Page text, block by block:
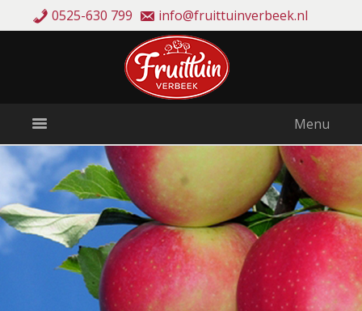
0525-630 799 info@fruittuinverbeek.nl
Menu